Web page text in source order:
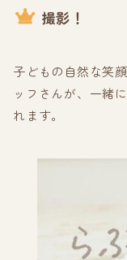
撮影！
子どもの自然な笑
ッフさんが、一緒
れます。